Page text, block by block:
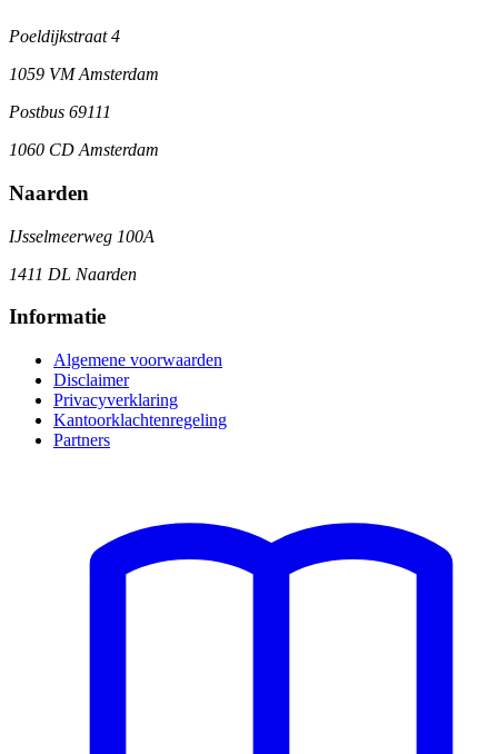
Poeldijkstraat 4
1059 VM Amsterdam
Postbus 69111
1060 CD Amsterdam
Naarden
IJsselmeerweg 100A
1411 DL Naarden
Informatie
Algemene voorwaarden
Disclaimer
Privacyverklaring
Kantoorklachtenregeling
Partners